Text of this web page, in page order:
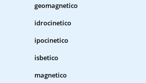
geomagnetico
idrocinetico
ipocinetico
isbetico
magnetico